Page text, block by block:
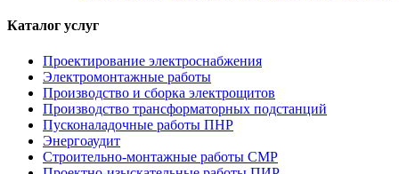
Каталог услуг
Проектирование электроснабжения
Электромонтажные работы
Производство и сборка электрощитов
Производство трансформаторных подстанций
Пусконаладочные работы ПНР
Энергоаудит
Строительно-монтажные работы СМР